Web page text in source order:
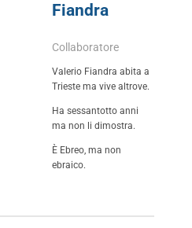
Fiandra
Collaboratore
Valerio Fiandra abita a
Trieste ma vive altrove.
Ha sessantotto anni
ma non li dimostra.
È Ebreo, ma non
ebraico.